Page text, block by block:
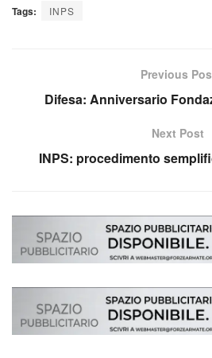
Tags: INPS
Previous
Difesa: Anniversario
Next Post
INPS: procedimento